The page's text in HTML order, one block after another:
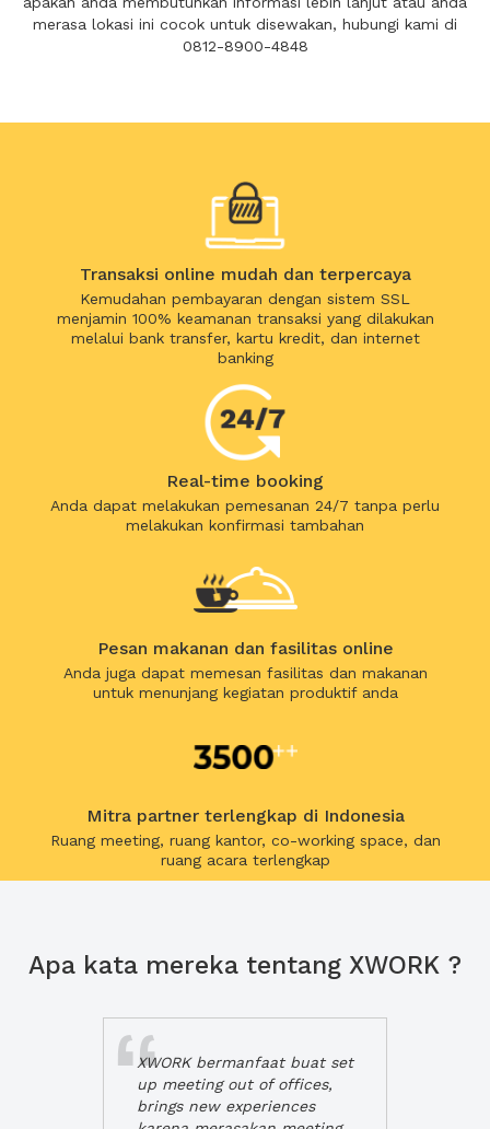
merasa lokasi ini cocok untuk disewakan, hubungi kami di
0812-8900-4848
Transaksi online mudah dan terpercaya
Kemudahan pembayaran dengan sistem SSL
menjamin 100% keamanan transaksi yang dilakukan
melalui bank transfer, kartu kredit, dan internet
banking
Real-time booking
Anda dapat melakukan pemesanan 24/7 tanpa perlu
melakukan konfirmasi tambahan
Pesan makanan dan fasilitas online
Anda juga dapat memesan fasilitas dan makanan
untuk menunjang kegiatan produktif anda
Mitra partner terlengkap di Indonesia
Ruang meeting, ruang kantor, co-working space, dan
ruang acara terlengkap
Apa kata mereka tentang XWORK ?
XWORK bermanfaat buat set
up meeting out of offices,
brings new experiences